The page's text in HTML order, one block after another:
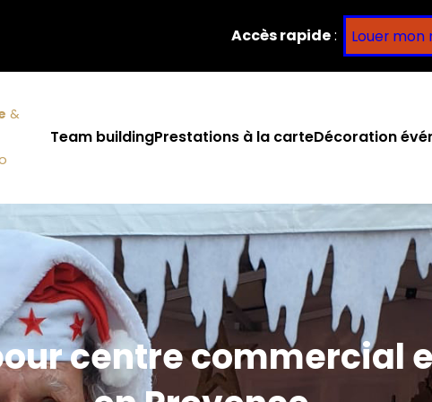
Accès rapide: Louer
&
Team buildingPrestations à la carteDécoration
centre commercial